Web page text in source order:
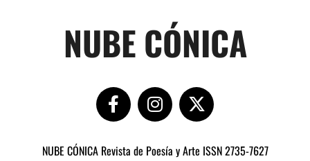
NUBE CÓNICA
NUBE CÓNICA Revista de Poesía y Arte ISSN 2735-7627